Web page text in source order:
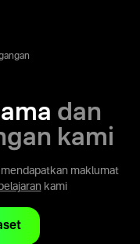
dan
kami
maklumat
kami